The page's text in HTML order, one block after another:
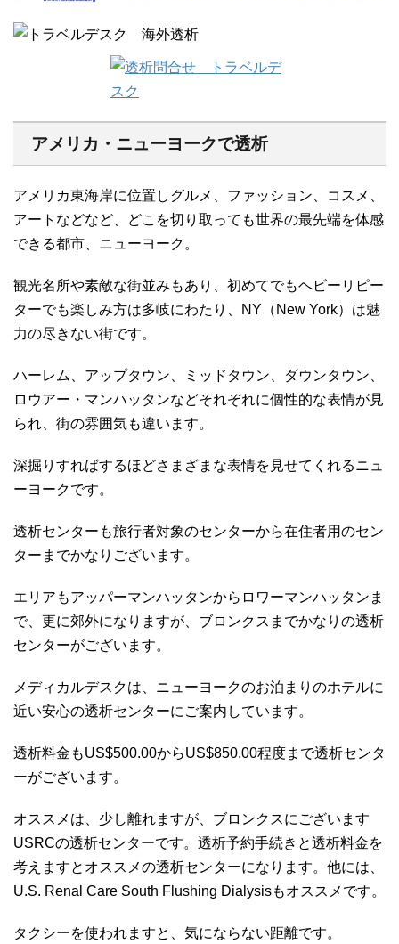
アメリカ・ニューヨークで透析
アメリカ東海岸に位置しグルメ、ファッション、コスメ、
アートなどなど、どこを切り取っても世界の最先端を体感
できる都市、ニューヨーク。
観光名所や素敵な街並みもあり、初めてでもヘビーリピー
ターでも楽しみ方は多岐にわたり、NY（New York）は魅
力の尽きない街です。
ハーレム、アップタウン、ミッドタウン、ダウンタウン、
ロウアー・マンハッタンなどそれぞれに個性的な表情が見
られ、街の雰囲気も違います。
深掘りすればするほどさまざまな表情を見せてくれるニュ
ーヨークです。
透析センターも旅行者対象のセンターから在住者用のセン
ターまでかなりございます。
エリアもアッパーマンハッタンからロワーマンハッタンま
で、更に郊外になりますが、ブロンクスまでかなりの透析
センターがございます。
メディカルデスクは、ニューヨークのお泊まりのホテルに
近い安心の透析センターにご案内しています。
透析料金もUS$500.00からUS$850.00程度まで透析センタ
ーがございます。
オススメは、少し離れますが、ブロンクスにございます
USRCの透析センターです。透析予約手続きと透析料金を
考えますとオススメの透析センターになります。他には、
U.S. Renal Care South Flushing Dialysisもオススメです。
タクシーを使われますと、気にならない距離です。